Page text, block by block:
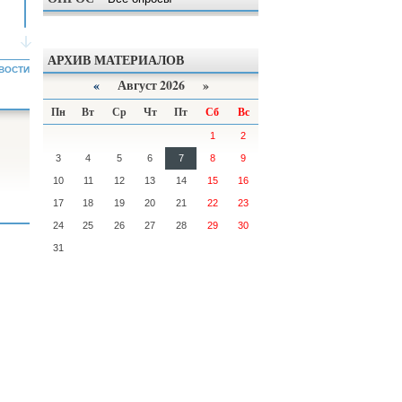
АРХИВ МАТЕРИАЛОВ
«Август 2026 »
Пн Вт Ср Чт Пт Сб Вс
1 2
3 4 5 6 7 8 9
10 11 12 13 14 15 16
17 18 19 20 21 22 23
24 25 26 27 28 29 30
31